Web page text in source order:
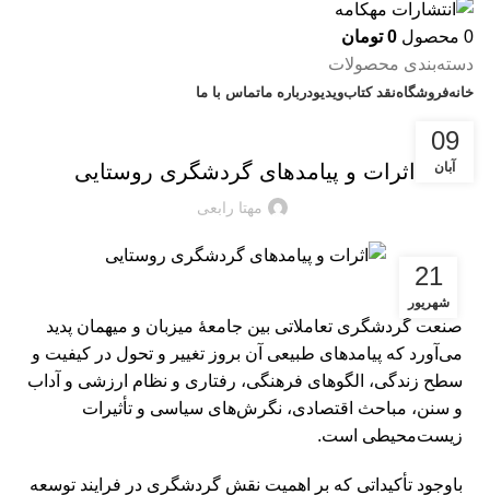
0 محصول 0 تومان
دسته‌بندی محصولات
خانهفروشگاهنقد کتابویدیودرباره‌ ماتماس با ما
اثرات و پیامدهای گردشگری روستایی
مهتا رابعی
21
شهریور
صنعت گردشگری تعاملاتی بین جامعۀ میزبان و میهمان پدید
می‌‏آورد که پیامدهای طبیعی آن بروز تغییر و تحول در کیفیت و
سطح زندگی، الگوهای فرهنگی، رفتاری و نظام ارزشی و آداب
و سنن، مباحث اقتصادی، نگرش‌‏های سیاسی و تأثیرات
زیست‌محیطی است.
باوجود تأکیداتی که بر اهمیت نقش گردشگری در فرایند توسعه
09
آبان